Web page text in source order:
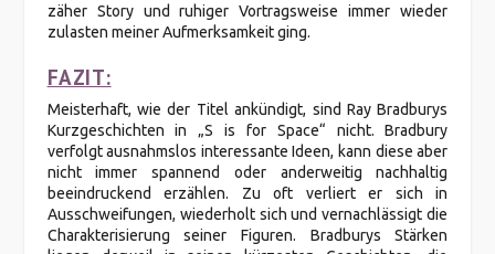
zäher Story und ruhiger Vortragsweise immer wieder
zulasten meiner Aufmerksamkeit ging.
FAZIT:
Meisterhaft, wie der Titel ankündigt, sind Ray Bradburys
Kurzgeschichten in „S is for Space“ nicht. Bradbury
verfolgt ausnahmslos interessante Ideen, kann diese aber
nicht immer spannend oder anderweitig nachhaltig
beeindruckend erzählen. Zu oft verliert er sich in
Ausschweifungen, wiederholt sich und vernachlässigt die
Charakterisierung seiner Figuren. Bradburys Stärken